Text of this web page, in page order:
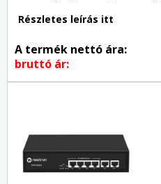
Részletes leírás itt
A termék nettó ára:
bruttó ár: